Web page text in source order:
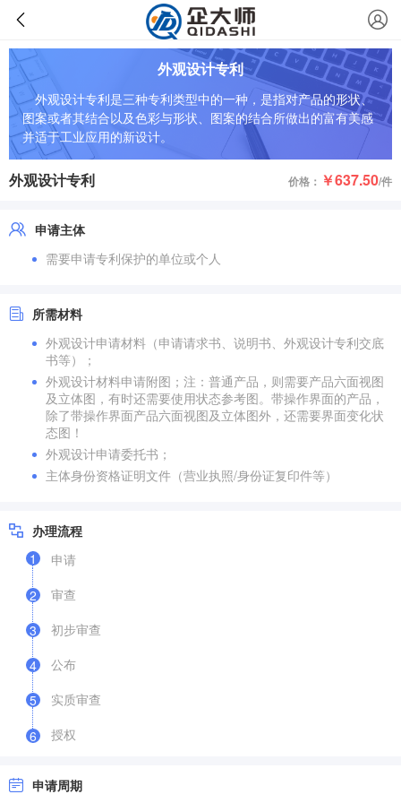
外观设计专利
外观设计专利是三种专利类型中的一种，是指对产品的形状、
图案或者其结合以及色彩与形状、图案的结合所做出的富有美感
并适于工业应用的新设计。
外观设计专利 价格： ￥637.50/件
申请主体
需要申请专利保护的单位或个人
所需材料
外观设计申请材料（申请请求书、说明书、外观设计专利交底
书等）；
外观设计材料申请附图；注：普通产品，则需要产品六面视图
及立体图，有时还需要使用状态参考图。带操作界面的产品，
除了带操作界面产品六面视图及立体图外，还需要界面变化状
态图！
外观设计申请委托书；
主体身份资格证明文件（营业执照/身份证复印件等）
办理流程
1
申请
2
审查
3
初步审查
4
公布
5
实质审查
6 授权
申请周期